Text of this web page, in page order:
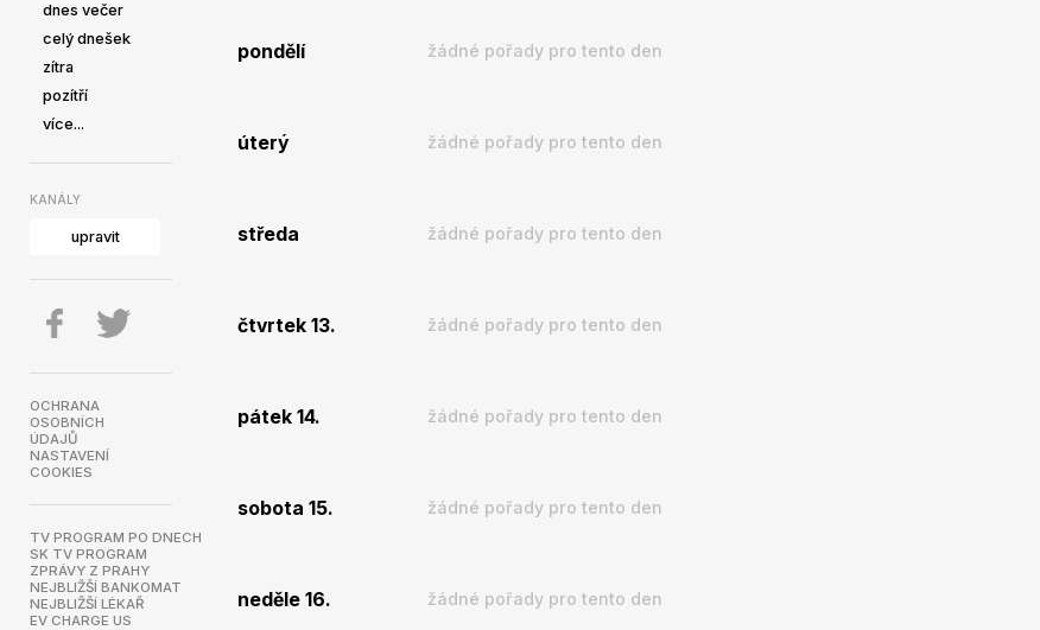
dnes večer
celý dnešek
zítra
pozítří
více...
KANÁLY
upravit
OCHRANA
OSOBNÍCH
ÚDAJŮ
NASTAVENÍ
COOKIES
TV PROGRAM PO DNECH
SK TV PROGRAM
ZPRÁVY Z PRAHY
NEJBLIŽŠÍ BANKOMAT
NEJBLIŽŠÍ LÉKAŘ
EV CHARGE US
pondělí žádné pořady pro tento den
úterý žádné pořady pro tento den
středa žádné pořady pro tento den
čtvrtek 13. žádné pořady pro tento den
pátek 14. žádné pořady pro tento den
sobota 15. žádné pořady pro tento den
neděle 16. žádné pořady pro tento den